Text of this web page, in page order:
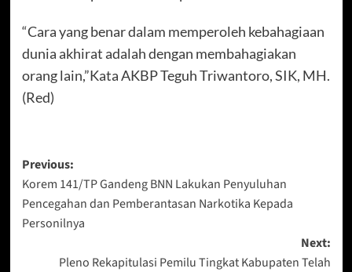
“Cara yang benar dalam memperoleh kebahagiaan
dunia akhirat adalah dengan membahagiakan
orang lain,”Kata AKBP Teguh Triwantoro, SIK, MH.
(Red)
Post
navigation
Previous:
Korem 141/TP Gandeng BNN Lakukan Penyuluhan
Pencegahan dan Pemberantasan Narkotika Kepada
Personilnya
Next:
Pleno Rekapitulasi Pemilu Tingkat Kabupaten Telah